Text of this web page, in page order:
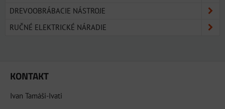
DREVOOBRÁBACIE NÁSTROJE
RUČNÉ ELEKTRICKÉ NÁRADIE
KONTAKT
Ivan Tamáši-Ivati